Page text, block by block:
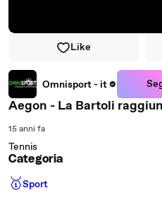
Like
Omnisport - it
Aegon - La Bartoli
15 anni fa
Tennis
Categoria
🥇Sport